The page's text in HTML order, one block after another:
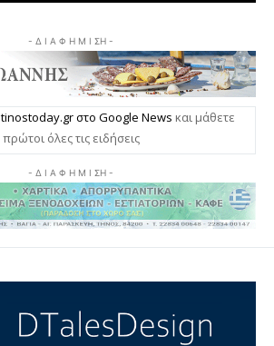
- Δ Ι Α Φ Η Μ Ι ΣΗ -
tinostoday.gr στο Google News και μάθετε
πρώτοι όλες τις ειδήσεις
- Δ Ι Α Φ Η Μ Ι ΣΗ -